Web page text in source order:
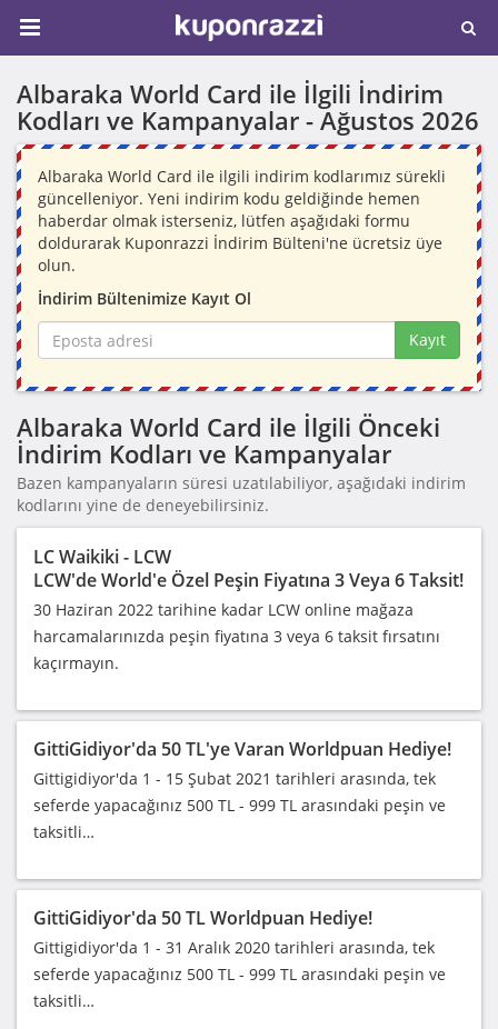
Albaraka World Card ile İlgili İndirim
Kodları ve Kampanyalar -Ağustos 2026
Albaraka World Card ile ilgili indirim kodlarımız sürekli
güncelleniyor. Yeni indirim kodu geldiğinde hemen
haberdar olmak isterseniz, lütfen aşağıdaki formu
doldurarak Kuponrazzi İndirim Bülteni'ne ücretsiz üye
olun.
İndirim Bültenimize Kayıt Ol
Kayıt
Albaraka World Card ile İlgili Önceki
İndirim Kodları ve Kampanyalar
Bazen kampanyaların süresi uzatılabiliyor, aşağıdaki indirim
kodlarını yine de deneyebilirsiniz.
LC Waikiki - LCW
LCW'de World'e Özel Peşin Fiyatına 3 Veya 6 Taksit!
30 Haziran 2022 tarihine kadar LCW online mağaza
harcamalarınızda peşin fiyatına 3 veya 6 taksit fırsatını
kaçırmayın.
GittiGidiyor'da 50 TL'ye Varan Worldpuan Hediye!
Gittigidiyor'da 1 - 15 Şubat 2021 tarihleri arasında, tek
seferde yapacağınız 500 TL - 999 TL arasındaki peşin ve
taksitli…
GittiGidiyor'da 50 TL Worldpuan Hediye!
Gittigidiyor'da 1 - 31 Aralık 2020 tarihleri arasında, tek
seferde yapacağınız 500 TL - 999 TL arasındaki peşin ve
taksitli…